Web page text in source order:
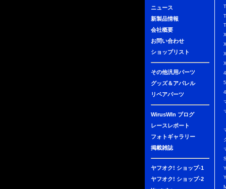
ニュース
新製品情報
会社概要
お問い合わせ
ショップリスト
その他汎用パーツ
グッズ＆アパレル
リペアパーツ
WirusWIn ブログ
レースレポート
フォトギャラリー
掲載雑誌
ヤフオク! ショップ-1
ヤフオク! ショップ-2